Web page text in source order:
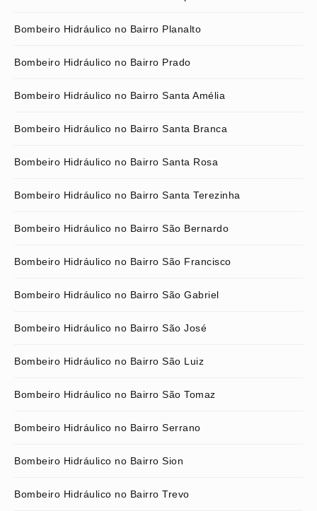
Bombeiro Hidráulico no Bairro Planalto
Bombeiro Hidráulico no Bairro Prado
Bombeiro Hidráulico no Bairro Santa Amélia
Bombeiro Hidráulico no Bairro Santa Branca
Bombeiro Hidráulico no Bairro Santa Rosa
Bombeiro Hidráulico no Bairro Santa Terezinha
Bombeiro Hidráulico no Bairro São Bernardo
Bombeiro Hidráulico no Bairro São Francisco
Bombeiro Hidráulico no Bairro São Gabriel
Bombeiro Hidráulico no Bairro São José
Bombeiro Hidráulico no Bairro São Luiz
Bombeiro Hidráulico no Bairro São Tomaz
Bombeiro Hidráulico no Bairro Serrano
Bombeiro Hidráulico no Bairro Sion
Bombeiro Hidráulico no Bairro Trevo